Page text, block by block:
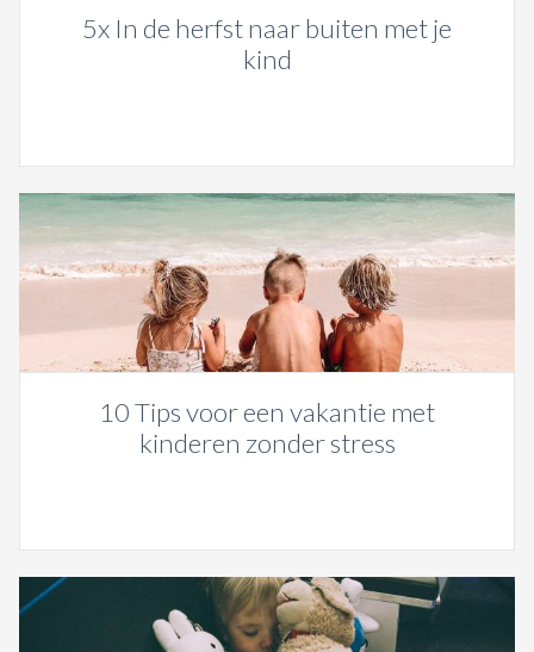
5x In de herfst naar buiten met je
kind
10 Tips voor een vakantie met
kinderen zonder stress